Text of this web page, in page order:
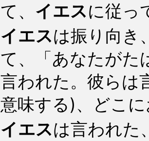
て、 イエスに従っ
イエスは振り向き
て、「あなたがた
言われた。彼らは
意味する)、どこ
イエスは言われた